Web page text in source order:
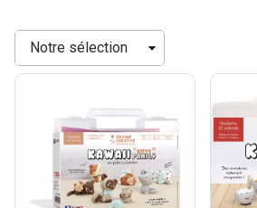
Trier